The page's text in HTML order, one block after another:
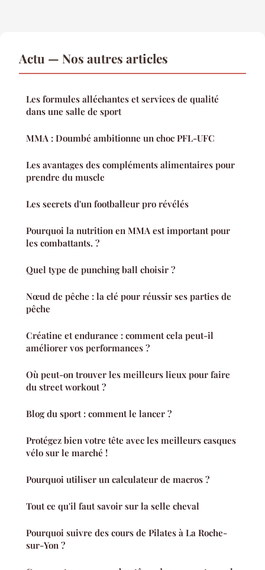
Actu — Nos autres articles
Les formules alléchantes et services de qualité
dans une salle de sport
MMA : Doumbé ambitionne un choc PFL-UFC
Les avantages des compléments alimentaires pour
prendre du muscle
Les secrets d'un footballeur pro révélés
Pourquoi la nutrition en MMA est important pour
les combattants. ?
Quel type de punching ball choisir ?
Nœud de pêche : la clé pour réussir ses parties de
pêche
Créatine et endurance : comment cela peut-il
améliorer vos performances ?
Où peut-on trouver les meilleurs lieux pour faire
du street workout ?
Blog du sport : comment le lancer ?
Protégez bien votre tête avec les meilleurs casques
vélo sur le marché !
Pourquoi utiliser un calculateur de macros ?
Tout ce qu'il faut savoir sur la selle cheval
Pourquoi suivre des cours de Pilates à La Roche-
sur-Yon ?